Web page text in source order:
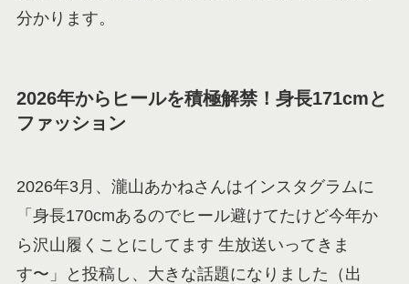
分かります。
2026年からヒールを積極解禁！身長171cmと
ファッション
2026年3月、瀧山あかねさんはインスタグラムに
「身長170cmあるのでヒール避けてたけど今年か
ら沢山履くことにしてます 生放送いってきま
す〜」と投稿し、大きな話題になりました（出